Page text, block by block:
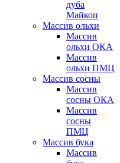
дуба
Майкоп
Массив ольхи
Массив
ольхи ОКА
Массив
ольхи ПМЦ
Массив сосны
Массив
сосны ОКА
Массив
сосны
ПМЦ
Массив бука
Массив